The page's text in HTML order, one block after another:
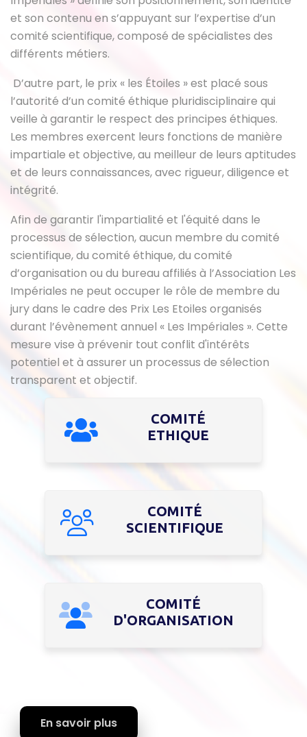
et son contenu en s’appuyant sur l’expertise d’un
comité scientifique, composé de spécialistes des
différents métiers.
D’autre part, le prix « les Étoiles » est placé sous
l’autorité d’un comité éthique pluridisciplinaire qui
veille à garantir le respect des principes éthiques.
Les membres exercent leurs fonctions de manière
impartiale et objective, au meilleur de leurs aptitudes
et de leurs connaissances, avec rigueur, diligence et
intégrité.
Afin de garantir l'impartialité et l'équité dans le
processus de sélection, aucun membre du comité
scientifique, du comité éthique, du comité
d’organisation ou du bureau affiliés à l’Association Les
Impériales ne peut occuper le rôle de membre du
jury dans le cadre des Prix Les Etoiles organisés
durant l’évènement annuel « Les Impériales ». Cette
mesure vise à prévenir tout conflit d'intérêts
potentiel et à assurer un processus de sélection
transparent et objectif.
COMITÉ
ETHIQUE
COMITÉ
SCIENTIFIQUE
COMITÉ
D'ORGANISATION
En savoir plus